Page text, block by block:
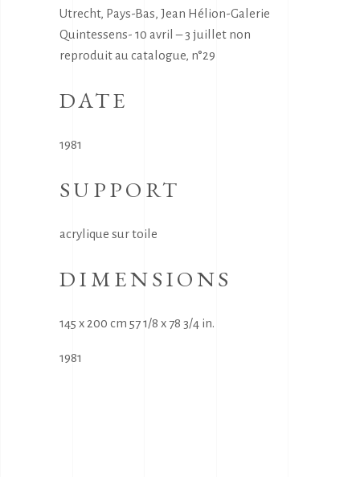
Utrecht, Pays-Bas, Jean Hélion-Galerie
Quintessens- 10 avril – 3 juillet non
reproduit au catalogue, n°29
DATE
1981
SUPPORT
acrylique sur toile
DIMENSIONS
145 x 200 cm 57 1/8 x 78 3/4 in.
1981